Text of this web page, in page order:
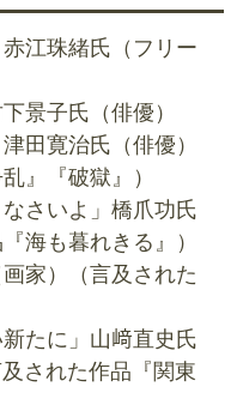
江珠緒氏（フリー
景子氏（俳優）
田寛治氏（俳優）
』『破獄』）
さいよ」橋爪功氏
海も暮れきる』）
家）（言及された
たに」山﨑直史氏
された作品『関東